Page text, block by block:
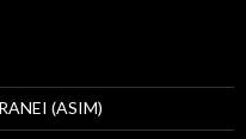
(ASIM)